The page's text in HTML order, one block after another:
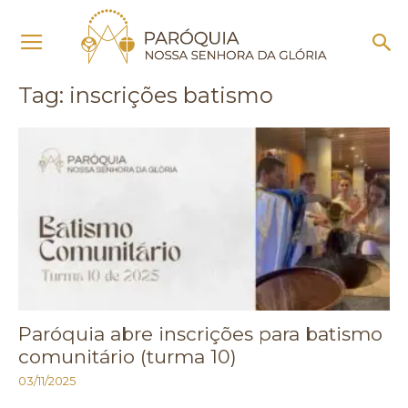
Inscrições batismo
Tag: inscrições batismo
Paróquia abre inscrições para batismo
comunitário (turma 10)
03/11/2025